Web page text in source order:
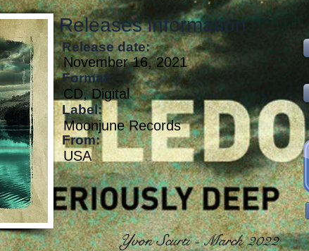
Releases information
Release date:
November 16, 2021
Format:
CD, Digital
Label:
From:
Moonjune Records
USA
Yvon Scurti - March 2022